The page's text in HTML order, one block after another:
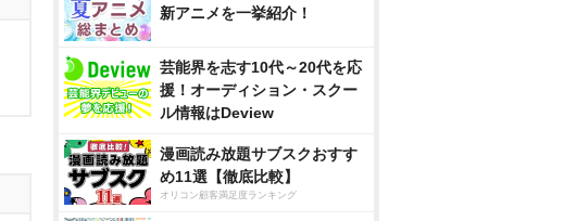
新アニメを一挙紹介！
芸能界を志す10代～20代を応
援！オーディション・スクー
ル情報はDeview
漫画読み放題サブスクおすす
め11選【徹底比較】
オリコン顧客満足度ランキング